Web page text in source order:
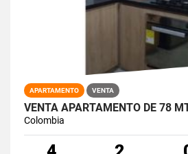
APARTAMENTO VENTA
VENTA APARTAMENTO DE 78
Colombia